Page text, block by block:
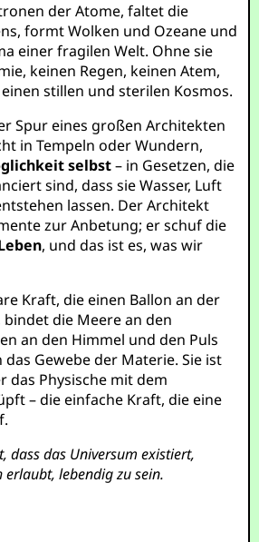
der Atome, faltet die
formt Wolken und Ozeane und
einer fragilen Welt. Ohne sie
keinen Regen, keinen Atem,
stillen und sterilen Kosmos.
Spur eines großen Architekten
in Tempeln oder Wundern,
selbst– in Gesetzen, die
sind, dass sie Wasser, Luft
lassen. Der Architekt
zur Anbetung; er schuf die
, und das ist es, was wir
Kraft, die einen Ballon an der
die Meere an den
an den Himmel und den Puls
das Gewebe der Materie. Sie ist
das Physische mit dem
– die einfache Kraft, die eine
dass das Universum existiert,
erlaubt, lebendig zu sein.